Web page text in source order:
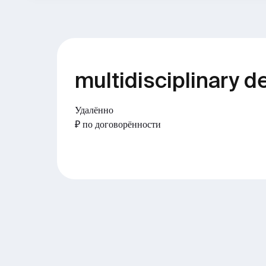
multidisciplinary
Удалённо
₽ по договорённости